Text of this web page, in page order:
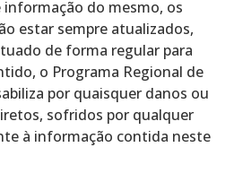
do mesmo, os
estar sempre atualizados,
de forma regular para
o Programa Regional de
por quaisquer danos ou
sofridos por qualquer
à informação contida neste